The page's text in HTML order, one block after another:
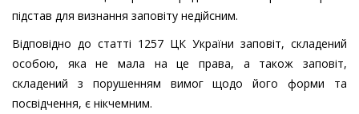
підстав для визнання заповіту недійсним.
Відповідно до статті 1257 ЦК України заповіт, складений
особою, яка не мала на це права, а також заповіт,
складений з порушенням вимог щодо його форми та
посвідчення, є нікчемним.